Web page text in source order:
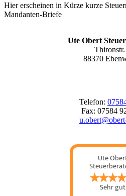
Hier erscheinen in Kürze kurze
Mandanten-Briefe
Ute Obert
88370
Telefon:
Fax: 07584
Ute
Sehr gut